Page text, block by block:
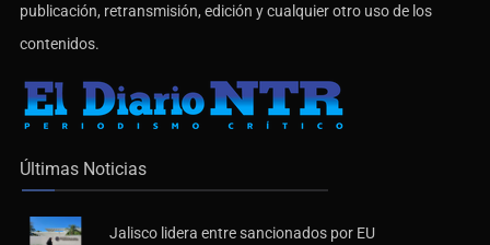
publicación, retransmisión, edición y cualquier otro uso de los
contenidos.
Últimas Noticias
Jalisco lidera entre sancionados por EU